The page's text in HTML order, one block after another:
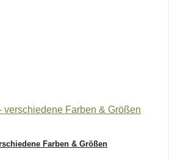
Farben & Größen